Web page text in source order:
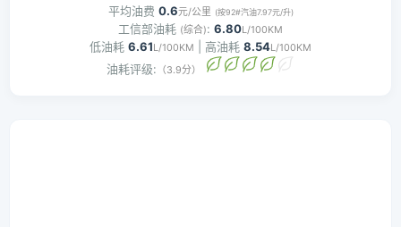
平均油费 0.6元/公里 (按92#汽油7.97元/升)
工信部油耗 (综合): 6.80L/100KM
低油耗 6.61L/100KM | 高油耗 8.54L/100KM
油耗评级: （3.9分）